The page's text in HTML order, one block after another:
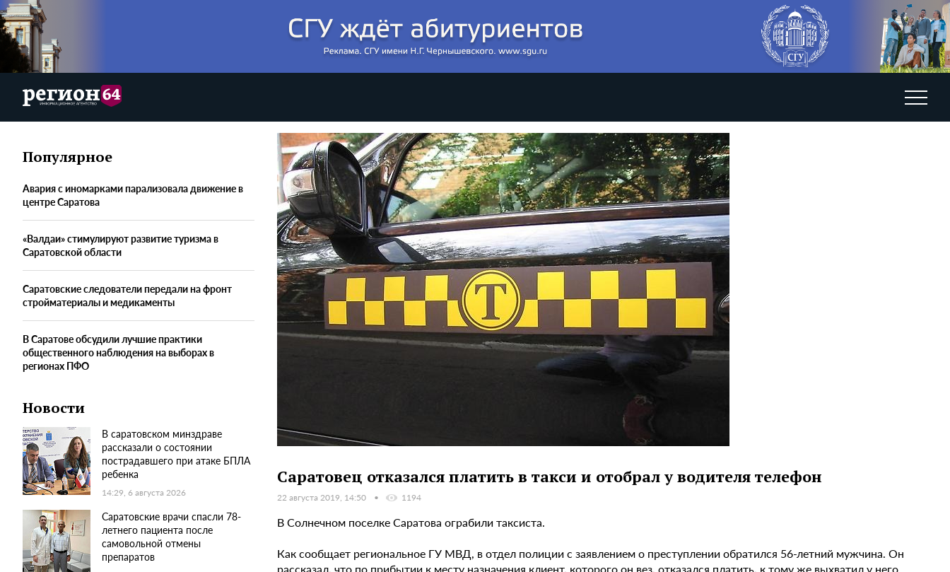
Популярное
Авария с иномарками парализовала движение в
центре Саратова
«Валдаи» стимулируют развитие туризма в
Саратовской области
Саратовские следователи передали на фронт
стройматериалы и медикаменты
В Саратове обсудили лучшие практики
общественного наблюдения на выборах в
регионах ПФО
Новости
В саратовском минздраве
рассказали о состоянии
пострадавшего при атаке БПЛА
ребенка
14:29, 6 августа 2026
Саратовские врачи спасли 78-
летнего пациента после
самовольной отмены
препаратов
Саратовец отказался платить в такси и отобрал у водителя телефон
22 августа 2019, 14:50 1194
В Солнечном поселке Саратова ограбили таксиста.
Как сообщает региональное ГУ МВД, в отдел полиции с заявлением о преступлении обратился 56-летний мужчина. Он
рассказал, что по прибытии к месту назначения клиент, которого он вез, отказался платить, к тому же выхватил у него